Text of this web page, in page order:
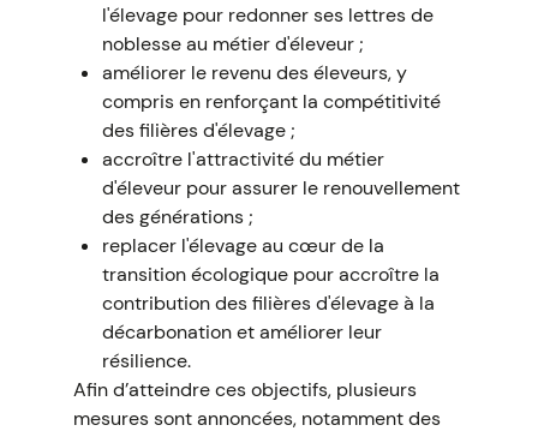
l'élevage pour redonner ses lettres de
noblesse au métier d'éleveur ;
améliorer le revenu des éleveurs, y
compris en renforçant la compétitivité
des filières d'élevage ;
accroître l'attractivité du métier
d'éleveur pour assurer le renouvellement
des générations ;
replacer l'élevage au cœur de la
transition écologique pour accroître la
contribution des filières d'élevage à la
décarbonation et améliorer leur
résilience.
Afin d’atteindre ces objectifs, plusieurs
mesures sont annoncées, notamment des